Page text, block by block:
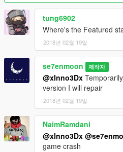
Updated
1. Repair details
2. Increase gear display
Features:
1. Long press H to open the
2. Fine details
3. Different color options and
4. Random license plate
You can change the texture and
calipers and trim
tung6902
Where's the Featured
2018년 02월 19일
se7enmoon 제작자
@xInno3Dx
version I will repair
2018년 02월 19일
NaimRamdani
@xInno3Dx
game crash